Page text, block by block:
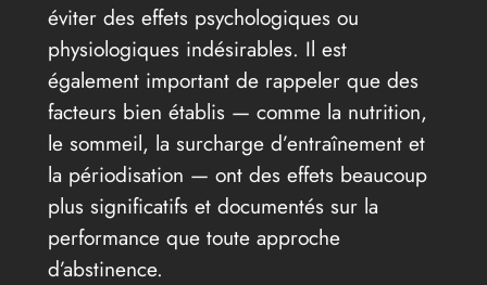
éviter des effets psychologiques ou
physiologiques indésirables. Il est
également important de rappeler que des
facteurs bien établis — comme la nutrition,
le sommeil, la surcharge d’entraînement et
la périodisation — ont des effets beaucoup
plus significatifs et documentés sur la
performance que toute approche
d’abstinence.